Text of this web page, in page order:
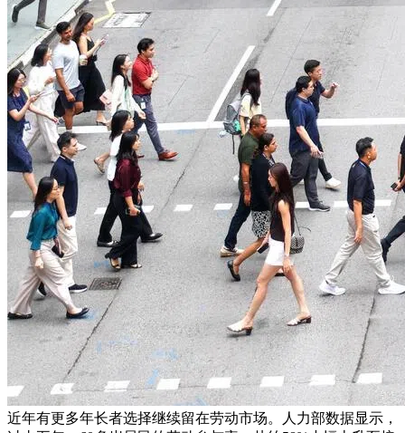
近年有更多年长者选择继续留在劳动市场。人力部数据显示，